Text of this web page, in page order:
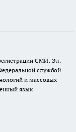
СМИ: Эл.
службой
и массовых
язык